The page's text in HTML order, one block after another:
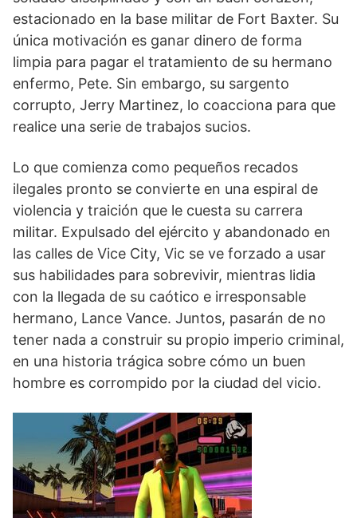
estacionado en la base militar de Fort Baxter. Su
única motivación es ganar dinero de forma
limpia para pagar el tratamiento de su hermano
enfermo, Pete. Sin embargo, su sargento
corrupto, Jerry Martinez, lo coacciona para que
realice una serie de trabajos sucios.
Lo que comienza como pequeños recados
ilegales pronto se convierte en una espiral de
violencia y traición que le cuesta su carrera
militar. Expulsado del ejército y abandonado en
las calles de Vice City, Vic se ve forzado a usar
sus habilidades para sobrevivir, mientras lidia
con la llegada de su caótico e irresponsable
hermano, Lance Vance. Juntos, pasarán de no
tener nada a construir su propio imperio criminal,
en una historia trágica sobre cómo un buen
hombre es corrompido por la ciudad del vicio.